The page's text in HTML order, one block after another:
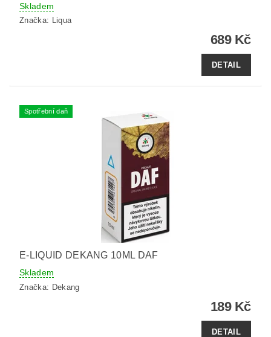
Skladem
Značka: Liqua
689 Kč
DETAIL
Spotřební daň
E-LIQUID DEKANG 10ML DAF
Skladem
Značka: Dekang
189 Kč
DETAIL